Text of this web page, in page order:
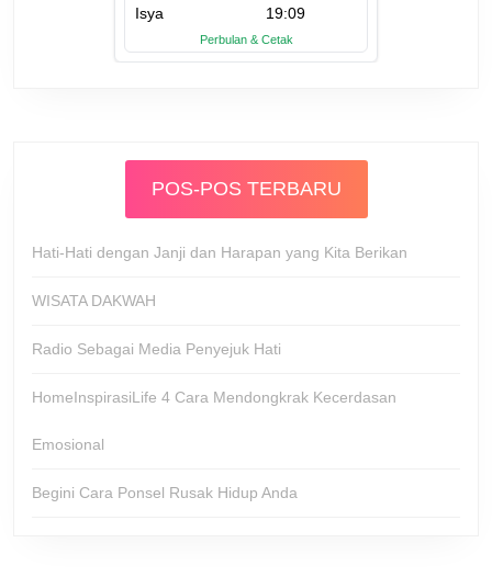
POS-POS TERBARU
Hati-Hati dengan Janji dan Harapan yang Kita Berikan
WISATA DAKWAH
Radio Sebagai Media Penyejuk Hati
HomeInspirasiLife 4 Cara Mendongkrak Kecerdasan
Emosional
Begini Cara Ponsel Rusak Hidup Anda